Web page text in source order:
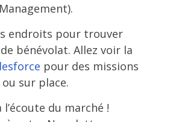
endroits pour trouver
bénévolat. Allez voir la
pour des missions
sur place.
l’écoute du marché !